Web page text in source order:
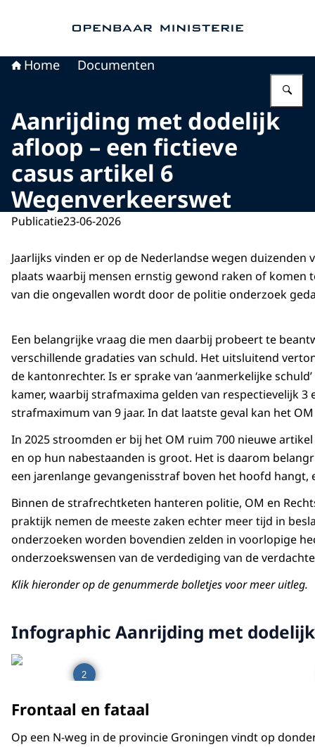
Home Documenten
Aanrijding met dodelijk
afloop – een fictieve
casus artikel 6
Wegenverkeerswet
Publicatie23-06-2026
Jaarlijks vinden er op de Nederlandse wegen duizenden
plaats waarbij mensen ernstig gewond raken of komen
van die ongevallen wordt door de politie onderzoek
Een belangrijke vraag die men daarbij probeert te
verschillende gradaties van schuld. Het uitsluitend
de kantonrechter. Is er sprake van ‘aanmerkelijke
kamer, waarbij strafmaxima gelden van respectievelijk
strafmaximum van 9 jaar. In dat laatste geval kan het
In 2025 stroomden er bij het OM ruim 700 nieuwe
en op hun nabestaanden is groot. Het is daarom
een jarenlange gevangenisstraf boven het hoofd hangt,
Binnen de strafrechtketen hanteren politie, OM en
praktijk nemen de meeste zaken echter meer tijd in
onderzoeken worden bovendien zelden in voorlopige
onderzoekswensen van de verdediging van de
Klik hieronder op de genummerde bolletjes voor meer uitleg.
Infographic Aanrijding met
2
Frontaal en fataal
Op een N-weg in de provincie Groningen vindt op